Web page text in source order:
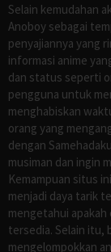
Selain kemudahan
Anoboy sebagai
penyajiannya yang
informasi anime
dan status seperti
pengguna untuk
menghabiskan
orang yang
dengan
musiman dan ingin
Kemampuan situs
menjadi daya tarik
mengetahui
tersedia. Selain itu,
mengelompokkan